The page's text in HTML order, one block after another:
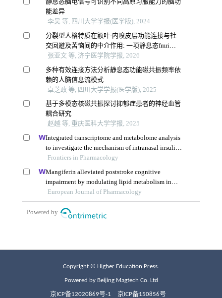
Copyright © Higher Education Press.
Powered by Beijing Magtech Co. Ltd
京ICP备12020869号-1 京ICP备150856号